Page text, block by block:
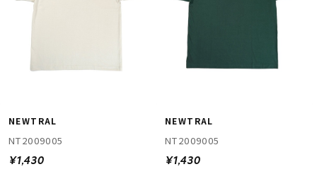
NEWTRAL
NT2009005
¥1,430
NEWTRAL
NT2009005
¥1,430